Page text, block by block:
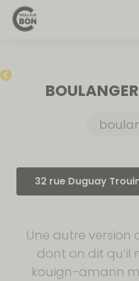
32 rue Duguay
Une autre
dont on dit qu’il
kouign-amann